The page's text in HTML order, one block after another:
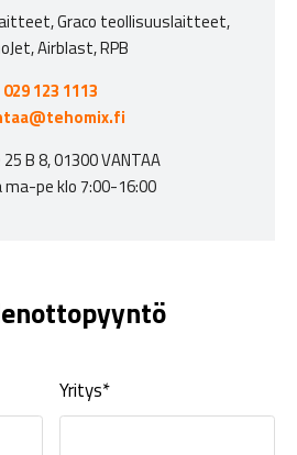
Graco teollisuuslaitteet,
Airblast, RPB
029 123 1113
B 8, 01300 VANTAA
ma-pe klo 7:00-16:00
Yritys*